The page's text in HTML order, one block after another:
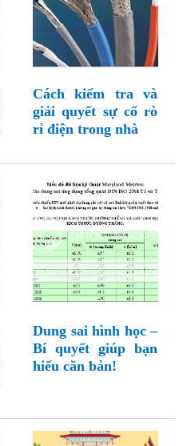
Cách kiểm tra và
giải quyết sự cố rò
rỉ điện trong nhà
Dung sai hình học –
Bí quyết giúp bạn
hiểu căn bản!